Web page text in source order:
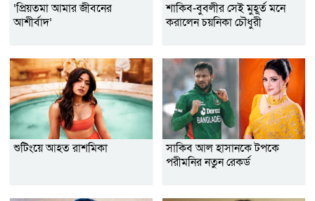
‘প্রিয়তমা আমার জীবনের
আশীর্বাদ’
শাকিব-বুবলীর সেই মুহূর্ত মনে
করালেন চয়নিকা চৌধুরী
শুটিংয়ে আহত রাশমিকা
সাকিব আল হাসানকে টপকে
পরীমনির নতুন রেকর্ড